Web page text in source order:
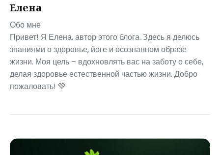
Елена
Обо мне
Привет! Я Елена, автор этого блога. Здесь я делюсь
знаниями о здоровье, йоге и осознанном образе
жизни. Моя цель – вдохновлять вас на заботу о себе,
делая здоровье естественной частью жизни. Добро
пожаловать! 💚